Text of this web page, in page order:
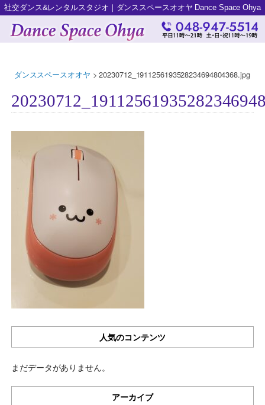
社交ダンス&レンタルスタジオ｜ダンススペースオオヤ Dance Space Ohya
ダンススペースオオヤ >20230712_1911256193528234694804368.jpg
人気のコンテンツ
まだデータがありません。
アーカイブ